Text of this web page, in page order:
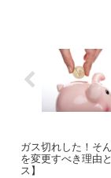
ガス切れした！そ
を変更すべき理由
ス】